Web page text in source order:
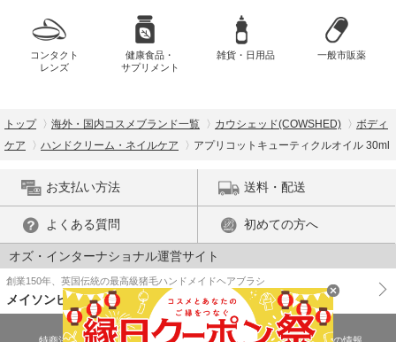
コンタクト
レンズ
健康食品・
サプリメント
雑貨・日用品 一般市販薬
トップ 海外・国内コスメブランド一覧 カウシェッド(COWSHED)
ボディ
ケア
ハンドクリーム・ネイルケア アプリコットキューティクルオイル 30ml
お支払い方法 送料・配送
よくある質問 初めての方へ
オズ・インターナショナル運営サイト
創業150年、英国伝統の最高級猪毛ハンドメイドヘアブラシ
メイソンピアソン